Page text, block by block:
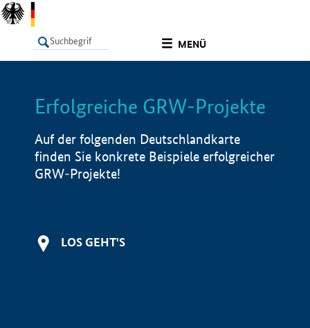
MENÜ
LISTE Info
Erfolgreiche GRW-Projekte
Auf der folgenden Deutschlandkarte
finden Sie konkrete Beispiele erfolgreicher
GRW-Projekte!
LOS GEHT'S